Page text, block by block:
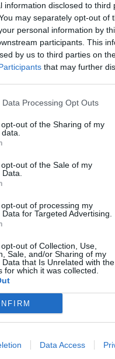
information disclosed to third
may separately opt-out of
personal information by
participants. This
by us to third parties on
that may further
Data Processing Opt Outs
out of the Sharing of my
out of the Sale of my
out of processing my
for Targeted Advertising.
out of Collection, Use,
Sale, and/or Sharing of my
Data that Is Unrelated with the
for which it was collected.
Data Access
des
: Une fête grandiose